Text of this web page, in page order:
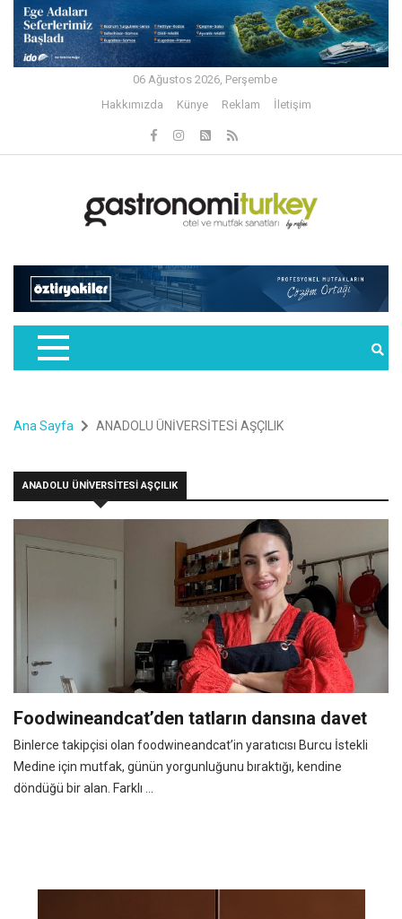
06 Ağustos 2026, Perşembe
Hakkımızda
Künye Reklam İletişim
Ana Sayfa ANADOLU ÜNİVERSİTESİ AŞÇILIK
ANADOLU ÜNİVERSİTESİ AŞÇILIK
Foodwineandcat’den tatların dansına davet
Binlerce takipçisi olan foodwineandcat’in yaratıcısı Burcu İstekli
Medine için mutfak, günün yorgunluğunu bıraktığı, kendine
döndüğü bir alan. Farklı ...